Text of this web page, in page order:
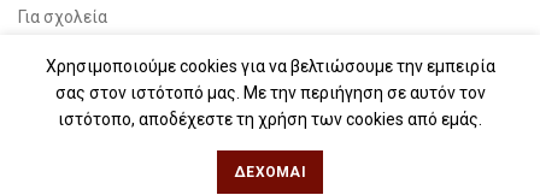
Για σχολεία
Για βιβλιοφιλικές ομάδες
Θεσσαλονίκη
Χρησιμοποιούμε cookies για να βελτιώσουμε την εμπειρία
σας στον ιστότοπό μας. Με την περιήγηση σε αυτόν τον
ιστότοπο, αποδέχεστε τη χρήση των cookies από εμάς.
ΔΈΧΟΜΑΙ